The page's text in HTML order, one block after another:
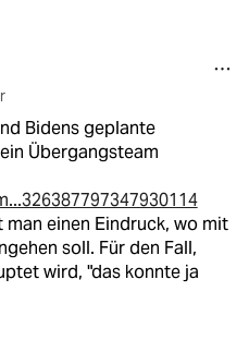
Bidens geplante
Übergangsteam
einen Eindruck, wo mit
soll. Für den Fall,
wird, "das konnte ja